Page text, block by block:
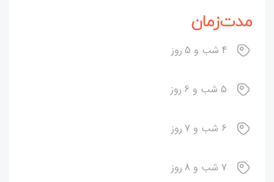
مدت‌زمان
4 شب و 5 روز
5 شب و 6 روز
6 شب و 7 روز
7 شب و 8 روز